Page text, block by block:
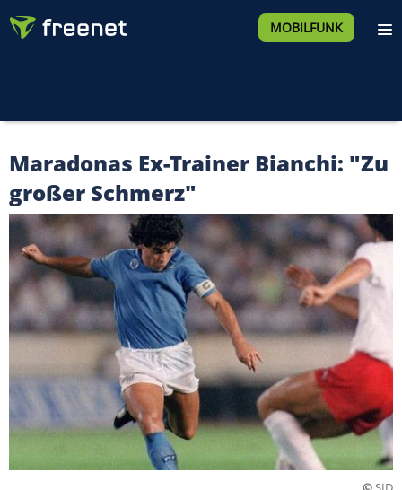
MOBILFUNK
Maradonas Ex-Trainer Bianchi: "Zu
großer Schmerz"